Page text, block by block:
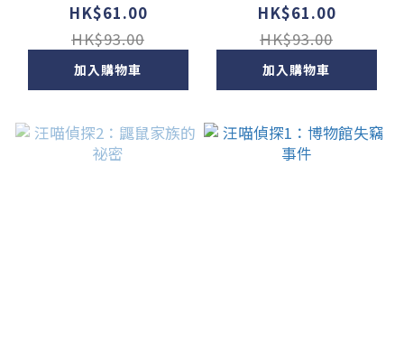
HK$61.00
HK$93.00
加入購物車
HK$61.00
HK$93.00
加入購物車